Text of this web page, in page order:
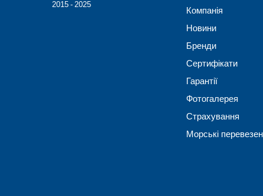
© 2015 - 2025
Компанія
Новини
Бренди
Сертифікати
Гарантії
Фотогалерея
Страхування
Морські